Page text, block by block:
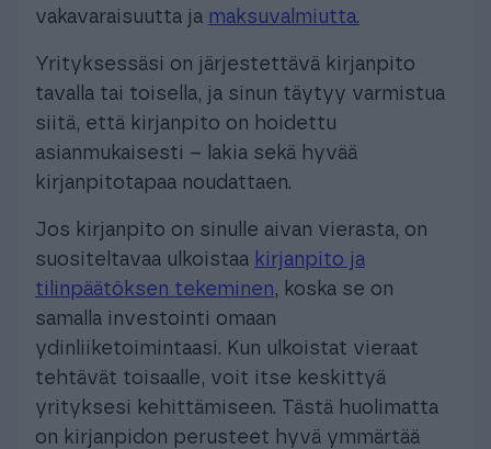
vakavaraisuutta ja maksuvalmiutta.
Yrityksessäsi on järjestettävä kirjanpito
tavalla tai toisella, ja sinun täytyy varmistua
siitä, että kirjanpito on hoidettu
asianmukaisesti – lakia sekä hyvää
kirjanpitotapaa noudattaen.
Jos kirjanpito on sinulle aivan vierasta, on
suositeltavaa ulkoistaa kirjanpito ja
tilinpäätöksen tekeminen, koska se on
samalla investointi omaan
ydinliiketoimintaasi. Kun ulkoistat vieraat
tehtävät toisaalle, voit itse keskittyä
yrityksesi kehittämiseen. Tästä huolimatta
on kirjanpidon perusteet hyvä ymmärtää